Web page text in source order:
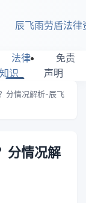
辰飞雨劳盾法律
法律
知识
免责
声明
分情况解析-辰飞
分情况解